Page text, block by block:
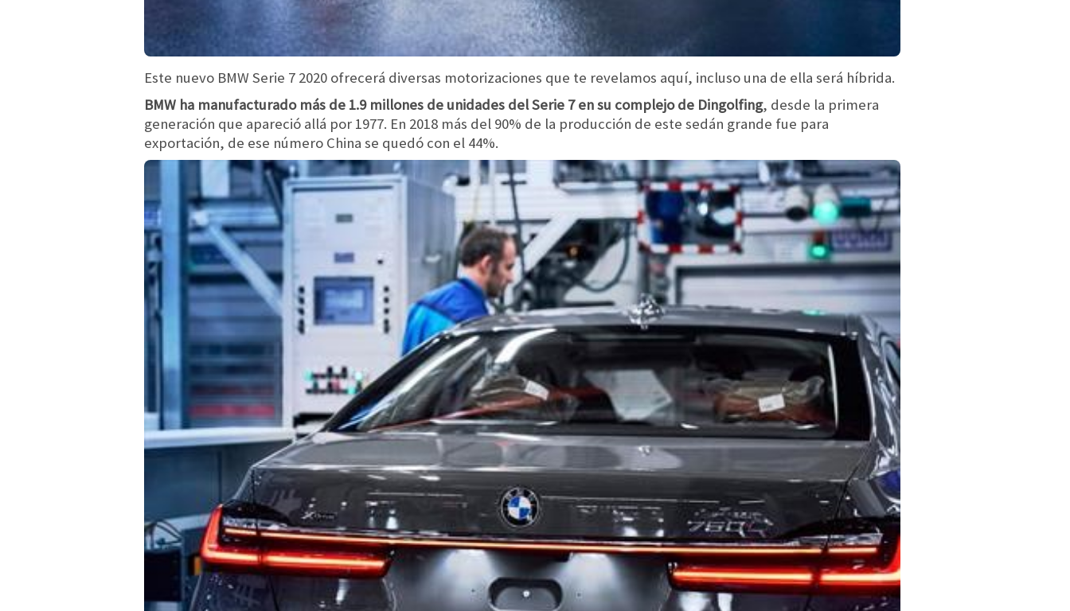
Este nuevo BMW Serie 7 2020 ofrecerá diversas motorizaciones que te revelamos aquí, incluso una de ella será híbrida.
BMW ha manufacturado más de 1.9 millones de unidades del Serie 7 en su complejo de Dingolfing, desde la primera
generación que apareció allá por 1977. En 2018 más del 90% de la producción de este sedán grande fue para
exportación, de ese número China se quedó con el 44%.